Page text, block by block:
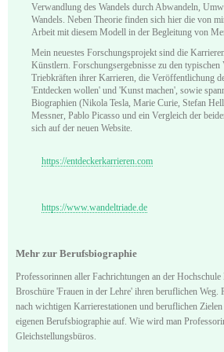
Verwandlung des Wandels durch Abwandeln,
Wandels. Neben Theorie finden sich hier die von
Arbeit mit diesem Modell in der Begleitung von
Mein neuestes Forschungsprojekt sind die
Künstlern. Forschungsergebnisse zu den typischen
Triebkräften ihrer Karrieren, die Veröffentlichung
'Entdecken wollen' und 'Kunst machen', sowie
Biographien (Nikola Tesla, Marie Curie, Stefan
Messner, Pablo Picasso und ein Vergleich der
sich auf der neuen Website.
https://entdeckerkarrieren.com
https://www.wandeltriade.de
Mehr zur Berufsbiographie
Professorinnen aller Fachrichtungen an der
Broschüre 'Frauen in der Lehre' ihren beruflichen Weg.
nach wichtigen Karrierestationen und beruflichen
eigenen Berufsbiographie auf. Wie wird man
Gleichstellungsbüros.